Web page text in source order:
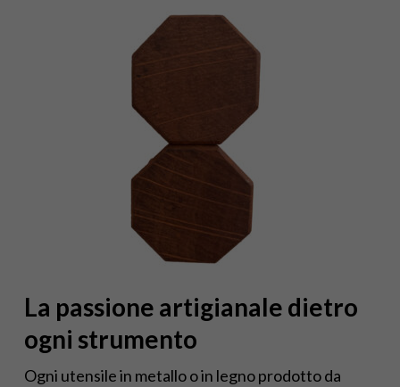
La passione artigianale dietro
ogni strumento
Ogni utensile in metallo o in legno prodotto da